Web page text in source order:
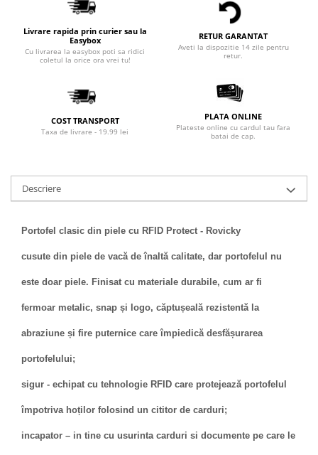
Livrare rapida prin curier sau la
Easybox
Cu livrarea la easybox poti sa ridici
coletul la orice ora vrei tu!
RETUR GARANTAT
Aveti la dispozitie 14 zile pentru
retur.
COST TRANSPORT
Taxa de livrare - 19.99 lei
PLATA ONLINE
Plateste online cu cardul tau fara
batai de cap.
Descriere
Portofel clasic din piele cu RFID Protect - Rovicky
cusute din piele de vacă de înaltă calitate, dar portofelul nu
este doar piele. Finisat cu materiale durabile, cum ar fi
fermoar metalic, snap și logo, căptușeală rezistentă la
abraziune și fire puternice care împiedică desfășurarea
portofelului;
sigur - echipat cu tehnologie RFID care protejează portofelul
împotriva hoților folosind un cititor de carduri;
incapator – in tine cu usurinta carduri si documente pe care le